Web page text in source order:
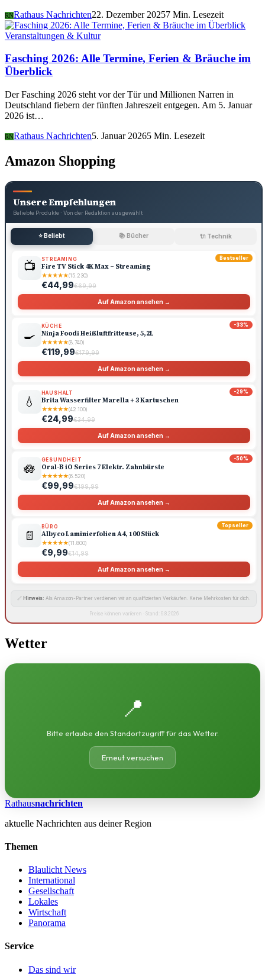
RNRathaus Nachrichten22. Dezember 20257 Min. Lesezeit
Veranstaltungen & Kultur
Fasching 2026: Alle Termine, Ferien & Bräuche im
Überblick
Der Fasching 2026 steht vor der Tür und Millionen Narren in
Deutschland fiebern der fünften Jahreszeit entgegen. Am 5. Januar
2026 ist…
RNRathaus Nachrichten5. Januar 20265 Min. Lesezeit
Amazon Shopping
Unsere Empfehlungen
Beliebte Produkte · Von der Redaktion ausgewählt
⭐ Beliebt 📚 Bücher 🔌 Technik
Bestseller
📺 STREAMING
Fire TV Stick 4K Max – Streaming
★★★★★(15.230)
€44,99€69,99
Auf Amazon ansehen →
-33%
🍳
KÜCHE
Ninja Foodi Heißluftfritteuse, 5,2L
★★★★★(8.740)
€119,99€179,99
Auf Amazon ansehen →
-29%
💧
HAUSHALT
Brita Wasserfilter Marella + 3 Kartuschen
★★★★★(42.100)
€24,99€34,99
Auf Amazon ansehen →
-50%
🪷
GESUNDHEIT
Oral-B iO Series 7 Elektr. Zahnbürste
★★★★★(6.520)
€99,99€199,99
Auf Amazon ansehen →
Topseller
📄
BÜRO
Albyco Laminierfolien A4, 100 Stück
★★★★★(11.800)
€9,99€14,99
Auf Amazon ansehen →
🔗 Hinweis: Als Amazon-Partner verdienen wir an qualifizierten Verkäufen. Keine Mehrkosten für dich.
Preise können variieren · Stand: 9.8.2026
Wetter
📍
Bitte erlaube den Standortzugriff für das Wetter.
Erneut versuchen
Rathausnachrichten
aktuelle Nachrichten aus deiner Region
Themen
Blaulicht News
International
Gesellschaft
Lokales
Wirtschaft
Panorama
Service
Das sind wir